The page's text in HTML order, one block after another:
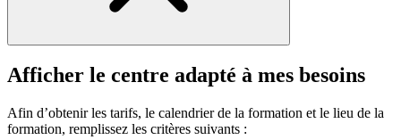
Afficher le centre adapté à mes besoins
Afin d’obtenir les tarifs, le calendrier de la formation et le lieu de la
formation, remplissez les critères suivants :